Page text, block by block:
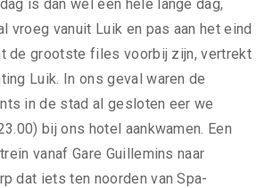
is dan wel een hele lange dag,
vroeg vanuit Luik en pas aan het eind
de grootste files voorbij zijn, vertrekt
Luik. In ons geval waren de
in de stad al gesloten eer we
bij ons hotel aankwamen. Een
vanaf Gare Guillemins naar
dat iets ten noorden van Spa-